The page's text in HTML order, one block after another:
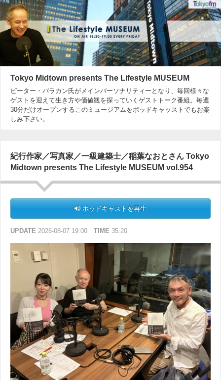
Tokyo Midtown presents The Lifestyle MUSEUM
ピーター・バラカン氏がメインパーソナリティーとなり、毎回様々な
ゲストを迎えて生き方や価値観を探っていくゲストトーク番組。毎週
30分だけオープンするこのミュージアムをポッドキャッストでもお楽
しみ下さい。
紀行作家／写真家／一級建築士／稲葉なおとさん Tokyo
Midtown presents The Lifestyle MUSEUM vol.954
ポッドキャストを再生
UPDATE 2026-08-07 19:00 TIME 35:20